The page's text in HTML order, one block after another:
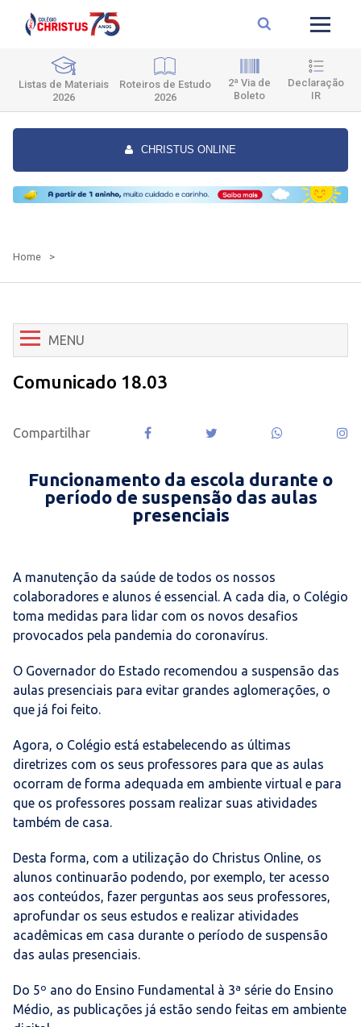
Listas de Materiais
2026
Roteiros de Estudo
2026
2ª Via de
Boleto
Declaração
IR
CHRISTUS ONLINE
Home >
MENU
Comunicado 18.03
Compartilhar
Funcionamento da escola durante o
período de suspensão das aulas
presenciais
A manutenção da saúde de todos os nossos
colaboradores e alunos é essencial. A cada dia, o Colégio
toma medidas para lidar com os novos desafios
provocados pela pandemia do coronavírus.
O Governador do Estado recomendou a suspensão das
aulas presenciais para evitar grandes aglomerações, o
que já foi feito.
Agora, o Colégio está estabelecendo as últimas
diretrizes com os seus professores para que as aulas
ocorram de forma adequada em ambiente virtual e para
que os professores possam realizar suas atividades
também de casa.
Desta forma, com a utilização do Christus Online, os
alunos continuarão podendo, por exemplo, ter acesso
aos conteúdos, fazer perguntas aos seus professores,
aprofundar os seus estudos e realizar atividades
acadêmicas em casa durante o período de suspensão
das aulas presenciais.
Do 5º ano do Ensino Fundamental à 3ª série do Ensino
Médio, as publicações já estão sendo feitas em ambiente